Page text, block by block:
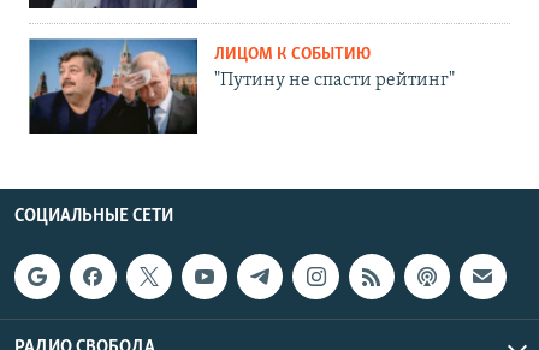
ЛИЦОМ К СОБЫТИЮ
"Путину не спасти рейтинг"
СОЦИАЛЬНЫЕ СЕТИ